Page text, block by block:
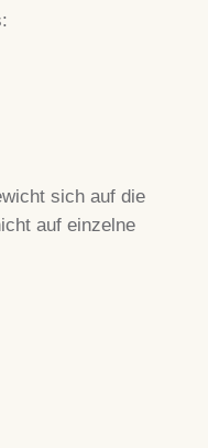
sich auf die
auf einzelne